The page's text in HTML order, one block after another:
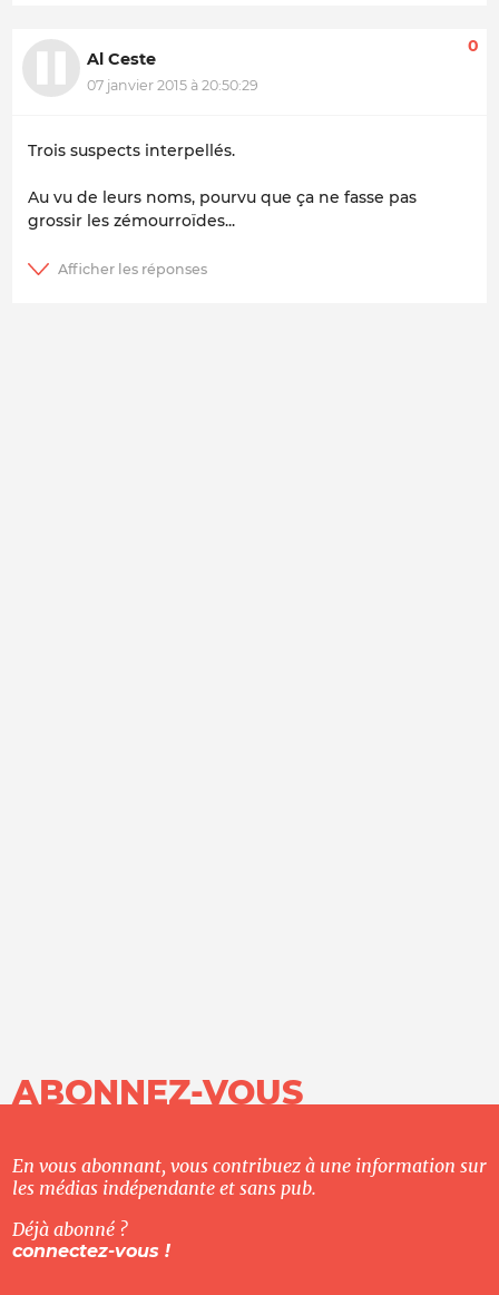
Al Ceste
07 janvier 2015 à 20:50:29
0
Trois suspects interpellés.
Au vu de leurs noms, pourvu que ça ne fasse pas
grossir les zémourroïdes...
ABONNEZ-VOUS
En vous abonnant, vous contribuez à une information sur
les médias indépendante et sans pub.
Déjà abonné ?
connectez-vous !